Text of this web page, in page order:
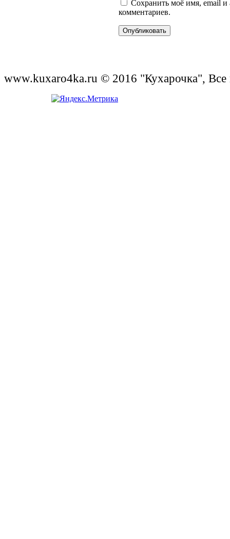
Сохранить моё имя, email и
комментариев.
www.kuxaro4ka.ru © 2016 "Кухарочка",